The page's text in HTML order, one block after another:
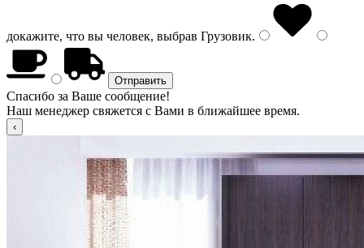
докажите, что вы человек, выбрав Грузовик.
Спасибо за Ваше сообщение!
Наш менеджер свяжется с Вами в ближайшее время.